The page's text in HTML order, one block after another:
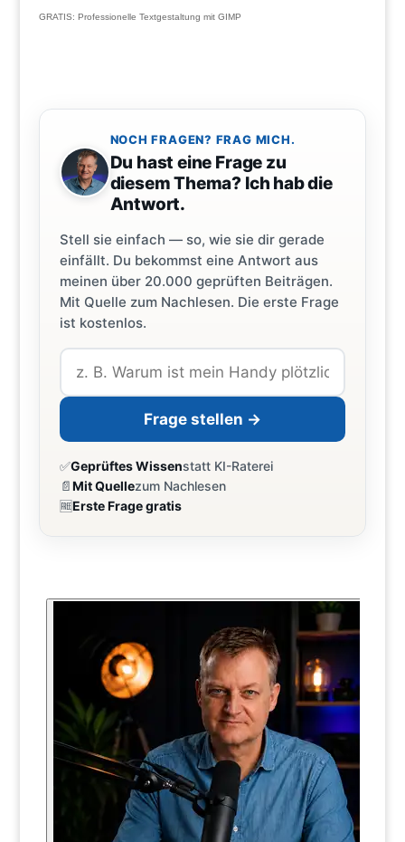
GRATIS: Professionelle Textgestaltung mit GIMP
NOCH FRAGEN? FRAG MICH.
Du hast eine Frage zu
diesem Thema? Ich hab die
Antwort.
Stell sie einfach — so, wie sie dir gerade
einfällt. Du bekommst eine Antwort aus
meinen über 20.000 geprüften Beiträgen.
Mit Quelle zum Nachlesen. Die erste Frage
ist kostenlos.
Frage stellen →
✅Geprüftes Wissenstatt KI-Raterei
📄Mit Quellezum Nachlesen
🆓Erste Frage gratis